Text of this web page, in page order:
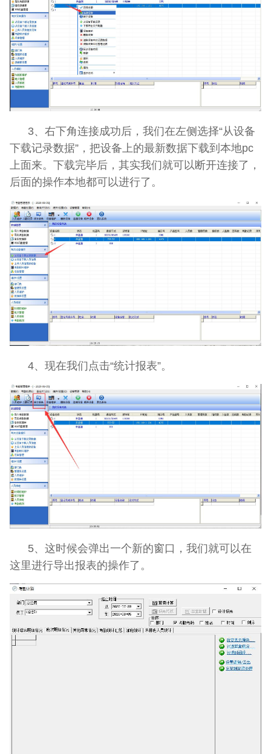
3、右下角连接成功后，我们在左侧选择“从设备
下载记录数据”，把设备上的最新数据下载到本地pc
上面来。下载完毕后，其实我们就可以断开连接了，
后面的操作本地都可以进行了。
4、现在我们点击“统计报表”。
5、这时候会弹出一个新的窗口，我们就可以在
这里进行导出报表的操作了。